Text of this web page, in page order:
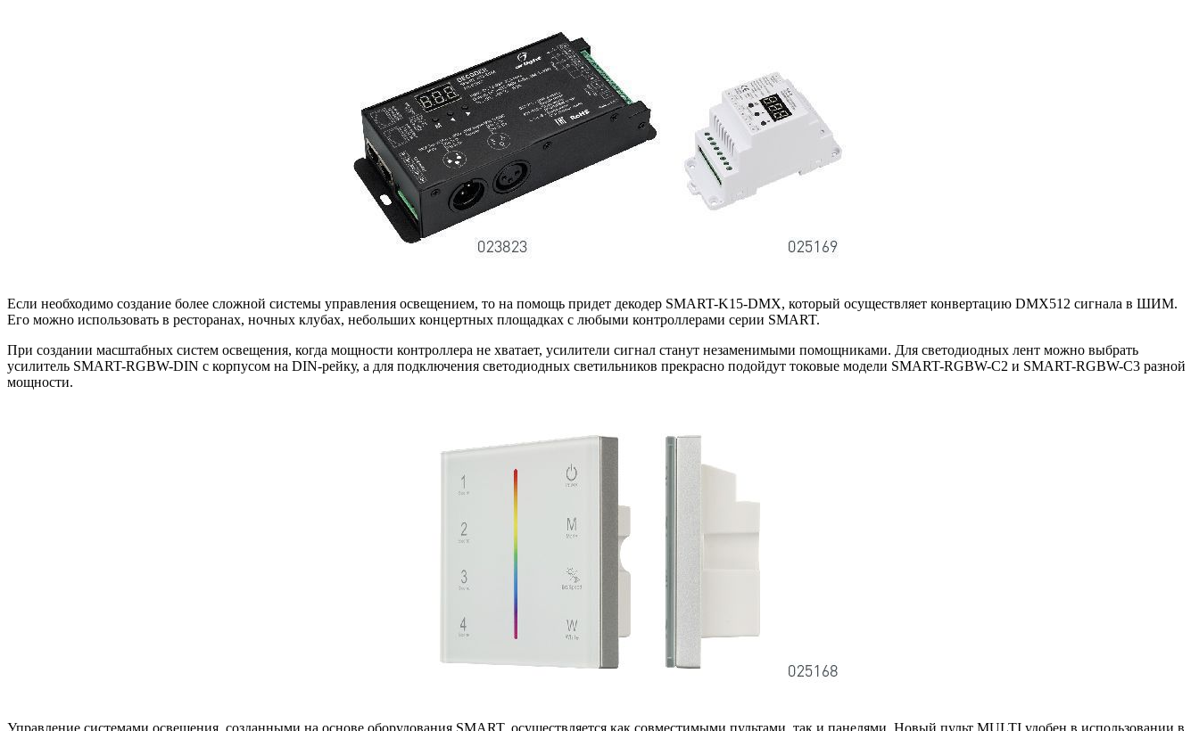
Если необходимо создание более сложной системы управления освещением, то на помощь придет декодер SMART-K15-DMX, который осуществляет конвертацию DMX512 сигнала в ШИМ.
Его можно использовать в ресторанах, ночных клубах, небольших концертных площадках с любыми контроллерами серии SMART.
При создании масштабных систем освещения, когда мощности контроллера не хватает, усилители сигнал станут незаменимыми помощниками. Для светодиодных лент можно выбрать
усилитель SMART-RGBW-DIN с корпусом на DIN-рейку, а для подключения светодиодных светильников прекрасно подойдут токовые модели SMART-RGBW-С2 и SMART-RGBW-С3 разной
мощности.
Управление системами освещения, созданными на основе оборудования SMART, осуществляется как совместимыми пультами, так и панелями. Новый пульт MULTI удобен в использовании в